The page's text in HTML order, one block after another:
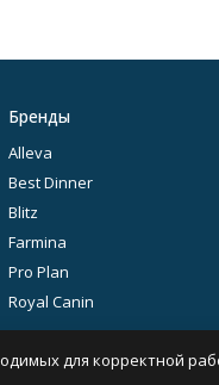
Бренды
Alleva
Best Dinner
Blitz
Farmina
Pro Plan
Royal Canin
для корректной